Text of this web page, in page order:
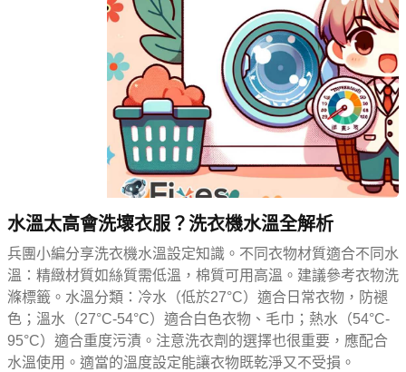
水溫太高會洗壞衣服？洗衣機水溫全解析
兵團小編分享洗衣機水溫設定知識。不同衣物材質適合不同水
溫：精緻材質如絲質需低溫，棉質可用高溫。建議參考衣物洗
滌標籤。水溫分類：冷水（低於27°C）適合日常衣物，防褪
色；溫水（27°C-54°C）適合白色衣物、毛巾；熱水（54°C-
95°C）適合重度污漬。注意洗衣劑的選擇也很重要，應配合
水溫使用。適當的溫度設定能讓衣物既乾淨又不受損。